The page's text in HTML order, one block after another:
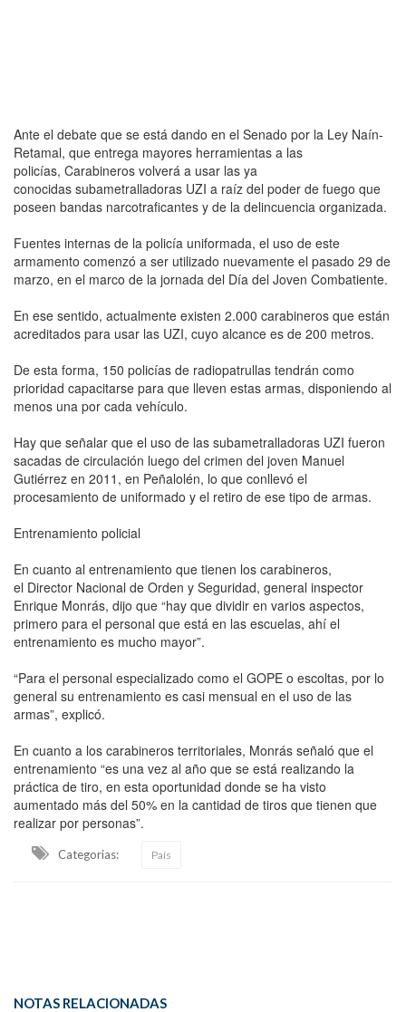
Ante el debate que se está dando en el Senado por la Ley Naín-
Retamal, que entrega mayores herramientas a las
policías, Carabineros volverá a usar las ya
conocidas subametralladoras UZI a raíz del poder de fuego que
poseen bandas narcotraficantes y de la delincuencia organizada.
Fuentes internas de la policía uniformada, el uso de este
armamento comenzó a ser utilizado nuevamente el pasado 29 de
marzo, en el marco de la jornada del Día del Joven Combatiente.
En ese sentido, actualmente existen 2.000 carabineros que están
acreditados para usar las UZI, cuyo alcance es de 200 metros.
De esta forma, 150 policías de radiopatrullas tendrán como
prioridad capacitarse para que lleven estas armas, disponiendo al
menos una por cada vehículo.
Hay que señalar que el uso de las subametralladoras UZI fueron
sacadas de circulación luego del crimen del joven Manuel
Gutiérrez en 2011, en Peñalolén, lo que conllevó el
procesamiento de uniformado y el retiro de ese tipo de armas.
Entrenamiento policial
En cuanto al entrenamiento que tienen los carabineros,
el Director Nacional de Orden y Seguridad, general inspector
Enrique Monrás, dijo que “hay que dividir en varios aspectos,
primero para el personal que está en las escuelas, ahí el
entrenamiento es mucho mayor”.
“Para el personal especializado como el GOPE o escoltas, por lo
general su entrenamiento es casi mensual en el uso de las
armas”, explicó.
En cuanto a los carabineros territoriales, Monrás señaló que el
entrenamiento “es una vez al año que se está realizando la
práctica de tiro, en esta oportunidad donde se ha visto
aumentado más del 50% en la cantidad de tiros que tienen que
realizar por personas”.
Categorias: País
NOTAS RELACIONADAS